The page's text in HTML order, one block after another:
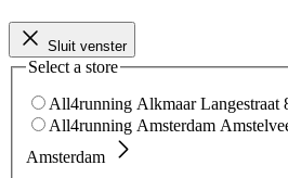
Sluit venster
Select a store
All4running Alkmaar Langestraat
All4running Amsterdam
Amsterdam